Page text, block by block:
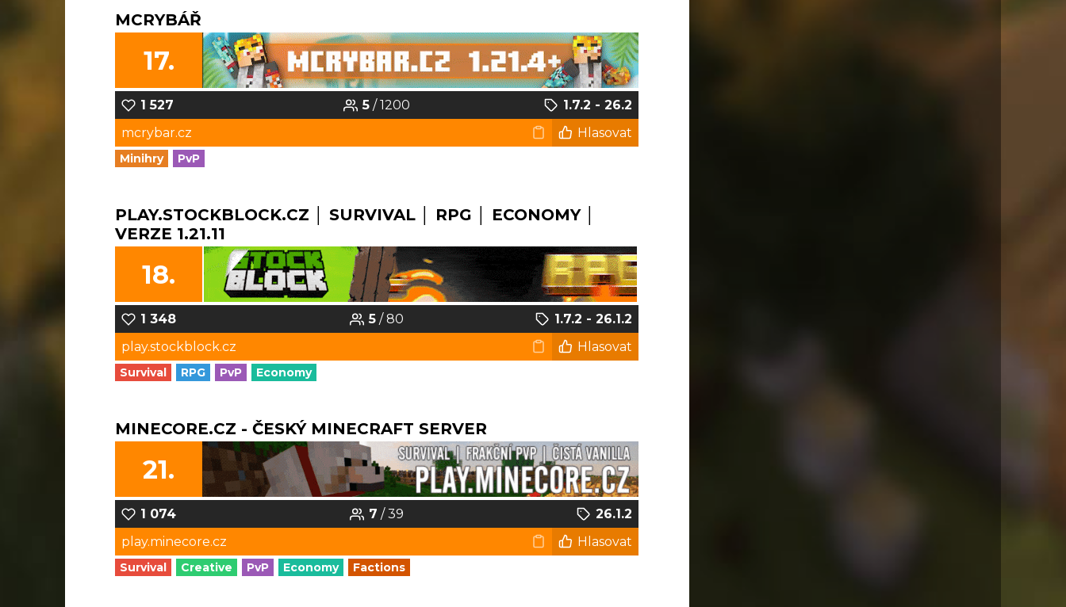
MCRYBÁŘ
17.
1 527 5 / 1200
1.7.2 - 26.2
mcrybar.cz
Hlasovat
Minihry PvP
PLAY.STOCKBLOCK.CZ │ SURVIVAL │ RPG │ ECONOMY │
VERZE 1.21.11
18.
1 348 5 / 80
1.7.2 - 26.1.2
play.stockblock.cz
Hlasovat
Survival RPG PvP Economy
MINECORE.CZ - ČESKÝ MINECRAFT SERVER
21.
1 074 7 / 39
26.1.2
play.minecore.cz
Hlasovat
Survival Creative PvP Economy Factions